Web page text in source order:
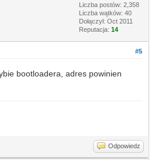
Liczba postów: 2,358
Liczba wątków: 40
Dołączył: Oct 2011
Reputacja: 14
#5
bootloadera, adres powinien
Odpowiedz